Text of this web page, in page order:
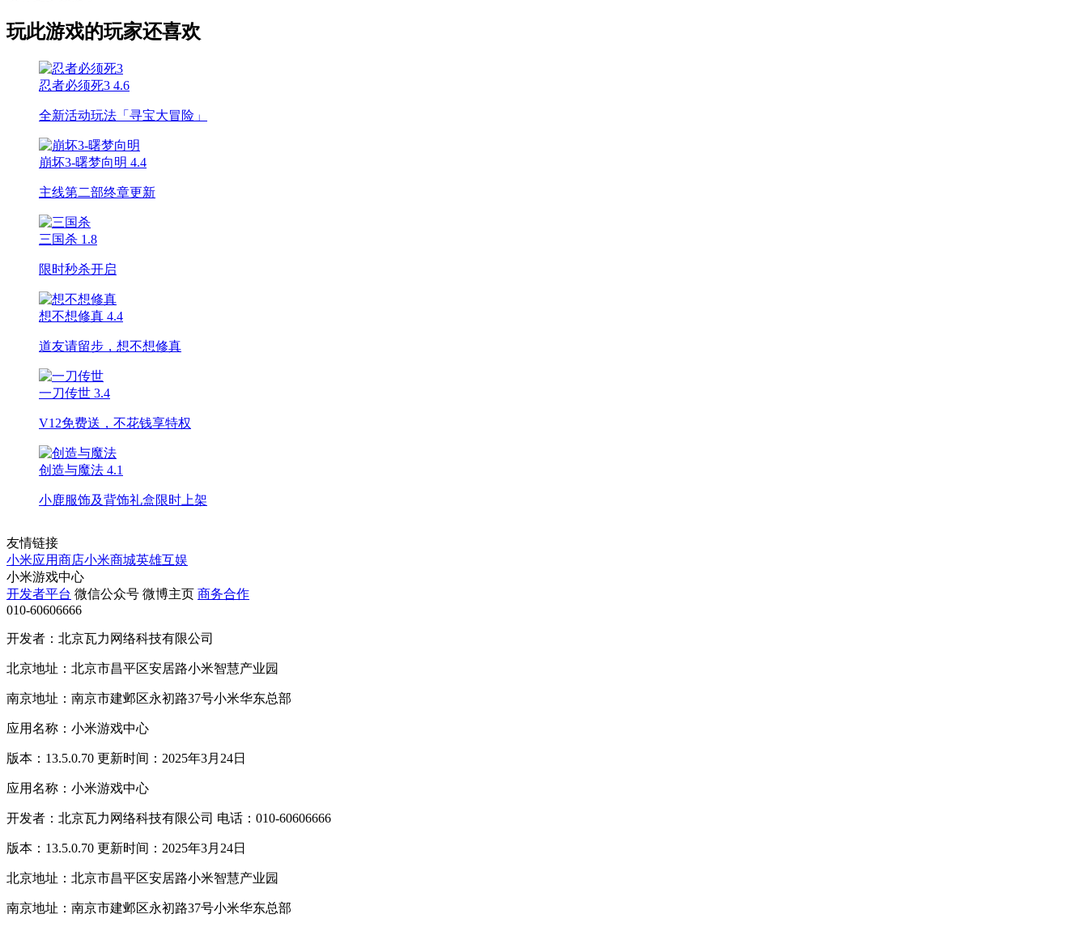
玩此游戏的玩家还喜欢
忍者必须死3 4.6
全新活动玩法「寻宝大冒险」
崩坏3-曙梦向明 4.4
主线第二部终章更新
三国杀 1.8
限时秒杀开启
想不想修真 4.4
道友请留步，想不想修真
一刀传世 3.4
V12免费送，不花钱享特权
创造与魔法 4.1
小鹿服饰及背饰礼盒限时上架
友情链接
小米应用商店小米商城英雄互娱
小米游戏中心
开发者平台 微信公众号 微博主页 商务合作
010-60606666
开发者：北京瓦力网络科技有限公司
北京地址：北京市昌平区安居路小米智慧产业园
南京地址：南京市建邺区永初路37号小米华东总部
应用名称：小米游戏中心
版本：13.5.0.70 更新时间：2025年3月24日
应用名称：小米游戏中心
开发者：北京瓦力网络科技有限公司 电话：010-60606666
版本：13.5.0.70 更新时间：2025年3月24日
北京地址：北京市昌平区安居路小米智慧产业园
南京地址：南京市建邺区永初路37号小米华东总部